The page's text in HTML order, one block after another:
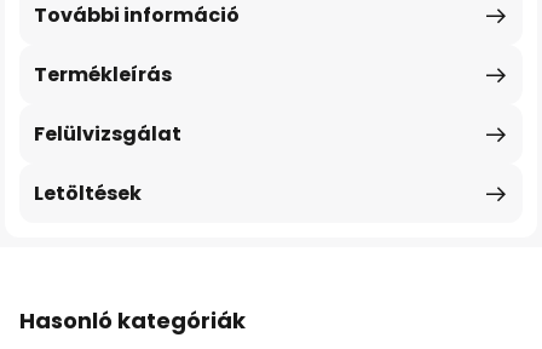
Termékleírás
További információ
Felülvizsgálat
Letöltések
Hasonló kategóriák